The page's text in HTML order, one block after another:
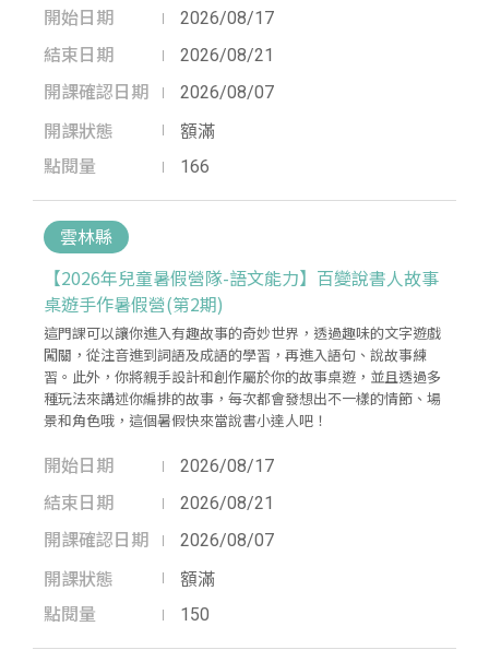
開始日期
2026/08/17
結束日期
2026/08/21
開課確認日期
2026/08/07
開課狀態 額滿
點閱量 166
雲林縣
【2026年兒童暑假營隊-語文能力】百變說書人故事
桌遊手作暑假營(第2期)
這門課可以讓你進入有趣故事的奇妙世界，透過趣味的文字遊戲
闖關，從注音進到詞語及成語的學習，再進入語句、說故事練
習。此外，你將親手設計和創作屬於你的故事桌遊，並且透過多
種玩法來講述你編排的故事，每次都會發想出不一樣的情節、場
景和角色哦，這個暑假快來當說書小達人吧！
開始日期
2026/08/17
結束日期
2026/08/21
開課確認日期
2026/08/07
開課狀態 額滿
點閱量 150